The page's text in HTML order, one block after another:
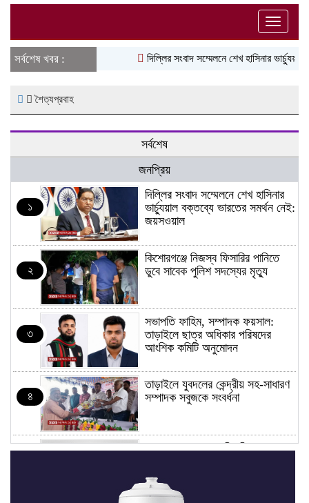
Toggle
সর্বশেষ খবর :
দিল্লির সংবাদ সম্মেলনে শেখ হাসিনার
শৈত্যপ্রবাহ
সর্বশেষ
জনপ্রিয়
১
দিল্লির সংবাদ সম্মেলনে শেখ হাসিনার
ভার্চ্যুয়াল বক্তব্যে ভারতের সমর্থন নেই:
জয়সওয়াল
২
কিশোরগঞ্জে নিজস্ব ফিসারির পানিতে
ডুবে সাবেক পুলিশ সদস্যের মৃত্যু
৩
সভাপতি ফাহিম, সম্পাদক ফয়সাল:
তাড়াইলে ছাত্র অধিকার পরিষদের
আংশিক কমিটি অনুমোদন
৪
তাড়াইলে যুবদলের কেন্দ্রীয় সহ-সাধারণ
সম্পাদক সবুজকে সংবর্ধনা
৪ মন্ত্রণালয়ে নতুন সচিব নিয়োগ, ২